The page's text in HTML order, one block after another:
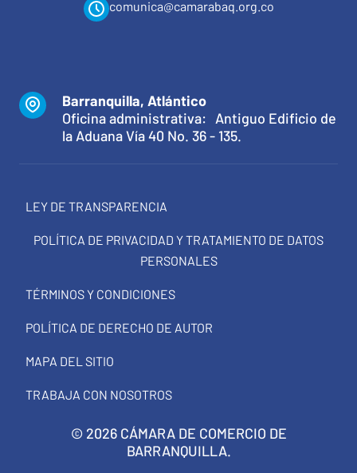
comunica@camarabaq.org.co
Barranquilla, Atlántico
Oficina administrativa: Antiguo Edificio de
la Aduana Vía 40 No. 36 - 135.
LEY DE TRANSPARENCIA
POLÍTICA DE PRIVACIDAD Y TRATAMIENTO DE DATOS
PERSONALES
TÉRMINOS Y CONDICIONES
POLÍTICA DE DERECHO DE AUTOR
MAPA DEL SITIO
TRABAJA CON NOSOTROS
© 2026 CÁMARA DE COMERCIO DE
BARRANQUILLA.